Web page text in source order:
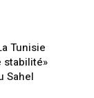
Tunisie
stabilité»
Sahel